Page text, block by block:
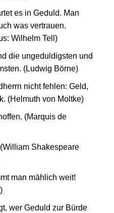
es in Geduld. Man
was vertrauen.
Wilhelm Tell)
die ungeduldigsten und
(Ludwig Börne)
nicht fehlen: Geld,
(Helmuth von Moltke)
(Marquis de
Shakespeare
man mählich weit!
wer Geduld zur Bürde